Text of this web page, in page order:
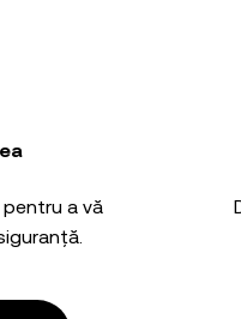
pentru a vă